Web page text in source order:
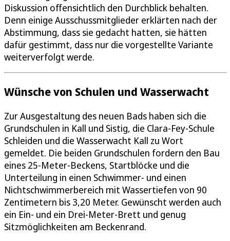
Diskussion offensichtlich den Durchblick behalten.
Denn einige Ausschussmitglieder erklärten nach der
Abstimmung, dass sie gedacht hatten, sie hätten
dafür gestimmt, dass nur die vorgestellte Variante
weiterverfolgt werde.
Wünsche von Schulen und Wasserwacht
Zur Ausgestaltung des neuen Bads haben sich die
Grundschulen in Kall und Sistig, die Clara-Fey-Schule
Schleiden und die Wasserwacht Kall zu Wort
gemeldet. Die beiden Grundschulen fordern den Bau
eines 25-Meter-Beckens, Startblöcke und die
Unterteilung in einen Schwimmer- und einen
Nichtschwimmerbereich mit Wassertiefen von 90
Zentimetern bis 3,20 Meter. Gewünscht werden auch
ein Ein- und ein Drei-Meter-Brett und genug
Sitzmöglichkeiten am Beckenrand.